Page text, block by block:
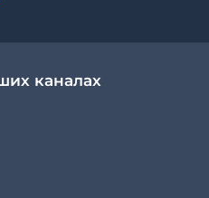
каналах